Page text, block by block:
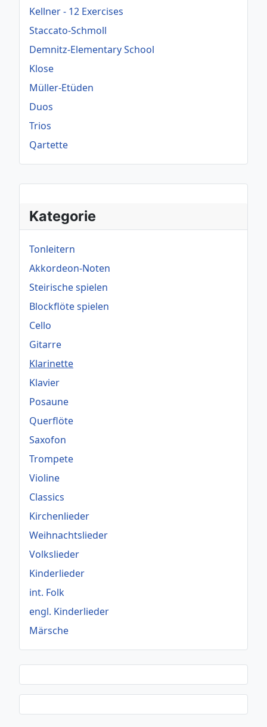
Kategorie
Tonleitern
Akkordeon-Noten
Steirische spielen
Blockflöte spielen
Cello
Gitarre
Klarinette
Klavier
Posaune
Querflöte
Saxofon
Trompete
Violine
Classics
Kirchenlieder
Weihnachtslieder
Volkslieder
Kinderlieder
int. Folk
engl. Kinderlieder
Märsche
Kellner - 12 Exercises
Staccato-Schmoll
Demnitz-Elementary School
Klose
Müller-Etüden
Duos
Trios
Qartette